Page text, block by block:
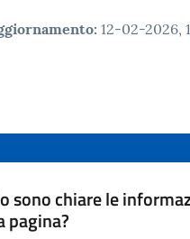
: 12-02-2026,
sono chiare le
pagina?